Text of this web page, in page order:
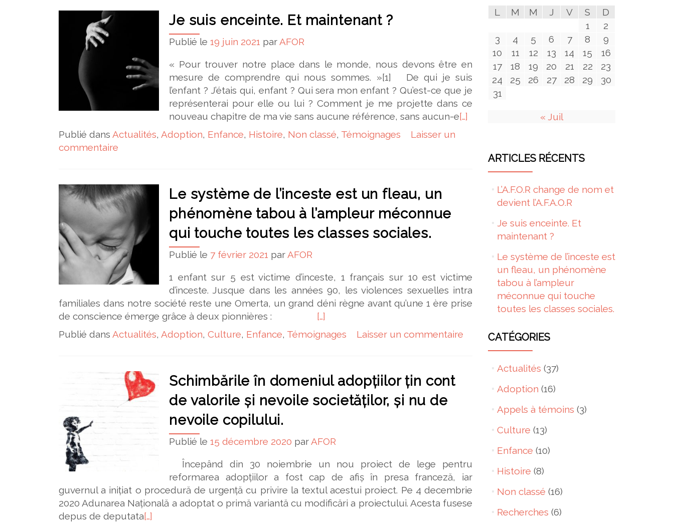
Je suis enceinte. Et maintenant ?
Publié le 19 juin 2021 par AFOR
« Pour trouver notre place dans le monde, nous devons être en
mesure de comprendre qui nous sommes. »[1] De qui je suis
l’enfant ? J’étais qui, enfant ? Qui sera mon enfant ? Qu’est-ce que je
représenterai pour elle ou lui ? Comment je me projette dans ce
nouveau chapitre de ma vie sans aucune référence, sans aucun-e[…]
Publié dans Actualités, Adoption, Enfance, Histoire, Non classé, Témoignages
Laisser un
commentaire
Le système de l’inceste est un fleau, un
phénomène tabou à l’ampleur méconnue
qui touche toutes les classes sociales.
Publié le 7 février 2021 par AFOR
1 enfant sur 5 est victime d’inceste, 1 français sur 10 est victime
d’inceste. Jusque dans les années 90, les violences sexuelles intra
familiales dans notre société reste une Omerta, un grand déni règne avant qu’une 1 ère prise
de conscience émerge grâce à deux pionnières : […]
Publié dans Actualités, Adoption, Culture, Enfance, Témoignages Laisser un commentaire
Schimbările în domeniul adopțiilor țin cont
de valorile și nevoile societăților, și nu de
nevoile copilului.
Publié le 15 décembre 2020 par AFOR
Începând din 30 noiembrie un nou proiect de lege pentru
reformarea adopțiilor a fost cap de afiș în presa franceză, iar
guvernul a inițiat o procedură de urgență cu privire la textul acestui proiect. Pe 4 decembrie
2020 Adunarea Națională a adoptat o primă variantă cu modificări a proiectului. Acesta fusese
depus de deputata[…]
L M M J V S
D
1
2
3
4 5 6 7 8
9
10
11 12 13 14 15
16
17
18 19 20 21 22
23
24
25 26 27 28 29
30
31
« Juil
ARTICLES RÉCENTS
L’A.F.O.R change de nom et
devient l’A.F.A.O.R
Je suis enceinte. Et
maintenant ?
Le système de l’inceste est
un fleau, un phénomène
tabou à l’ampleur
méconnue qui touche
toutes les classes sociales.
CATÉGORIES
Actualités (37)
Adoption (16)
Appels à témoins (3)
Culture (13)
Enfance (10)
Histoire (8)
Non classé (16)
Recherches (6)